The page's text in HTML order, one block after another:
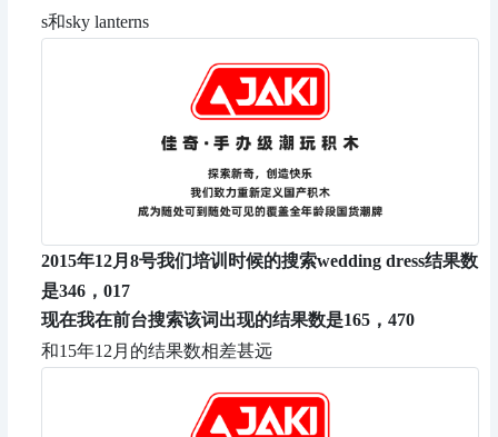
s和sky lanterns
2015年12月8号我们培训时候的搜索wedding dress结果数
是346，017
现在我在前台搜索该词出现的结果数是165，470
和15年12月的结果数相差甚远